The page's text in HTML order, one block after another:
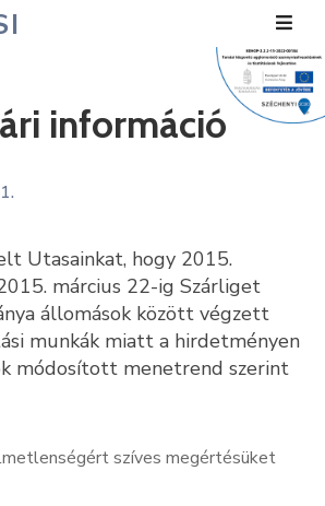
információ
Utasainkat, hogy 2015.
március 22-ig Szárliget
állomások között végzett
munkák miatt a hirdetményen
módosított menetrend szerint
szíves megértésüket